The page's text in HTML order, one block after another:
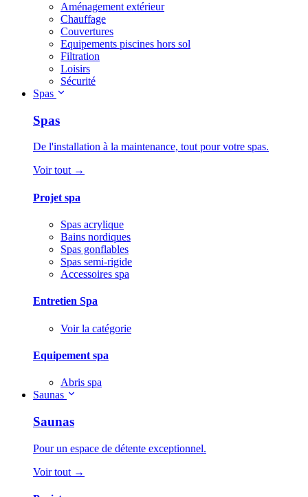
Aménagement extérieur
Chauffage
Couvertures
Equipements piscines hors sol
Filtration
Loisirs
Sécurité
Spas
Spas
De l'installation à la maintenance, tout pour votre spas.
Voir tout →
Projet spa
Spas acrylique
Bains nordiques
Spas gonflables
Spas semi-rigide
Accessoires spa
Entretien Spa
Voir la catégorie
Equipement spa
Abris spa
Saunas
Saunas
Pour un espace de détente exceptionnel.
Voir tout →